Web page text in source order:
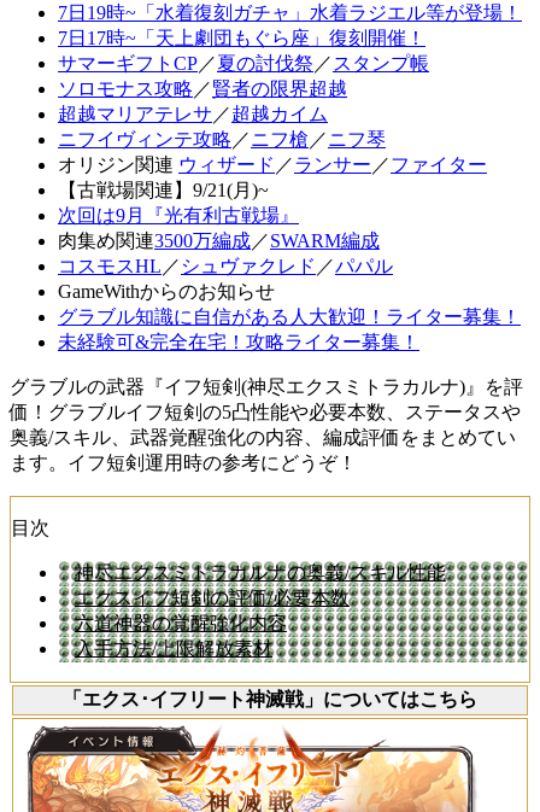
7日19時~「水着復刻ガチャ」水着ラジエル等が登場！
7日17時~「天上劇団もぐら座」復刻開催！
サマーギフトCP／夏の討伐祭 ／ スタンプ帳
ソロモナス攻略 ／賢者の限界超越
超越マリアテレサ ／超越カイム
ニフイヴィンテ攻略 ／ニフ槍 ／ニフ琴
オリジン関連 ウィザード ／ランサー ／ファイター
【古戦場関連】9/21(月)~
次回は9月『光有利古戦場』
肉集め関連3500万編成／SWARM編成
コスモスHL ／ シュヴァクレド ／パパル
GameWithからのお知らせ
グラブル知識に自信がある人大歓迎！ライター募集！
未経験可&完全在宅！攻略ライター募集！
グラブルの武器『イフ短剣(神尽エクスミトラカルナ)』を評
価！グラブルイフ短剣の5凸性能や必要本数、ステータスや
奥義/スキル、武器覚醒強化の内容、編成評価をまとめてい
ます。イフ短剣運用時の参考にどうぞ！
目次
神尽エクスミトラカルナの奥義/スキル性能
エクスイフ短剣の評価/必要本数
六道神器の覚醒強化内容
入手方法/上限解放素材
「エクス･イフリート神滅戦」についてはこちら